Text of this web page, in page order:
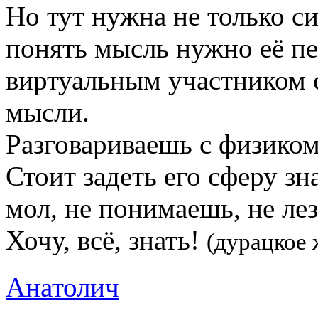
Но тут нужна не только
понять мысль нужно её
виртуальным
мысли.
Разговариваешь с
Стоит задеть его сферу
мол, не понимаешь, не
Хочу, всё, знать! (дурацкое
Анатолич